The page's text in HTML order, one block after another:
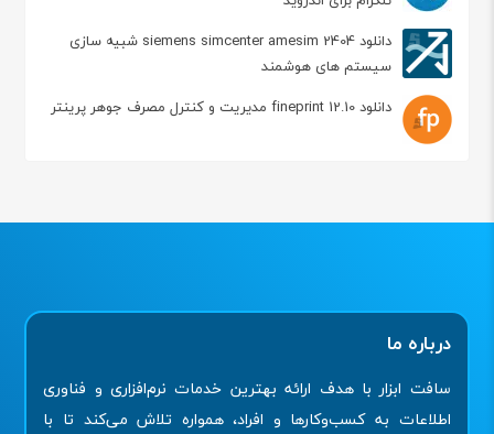
دانلود siemens simcenter amesim 2404 شبیه سازی
سیستم های هوشمند
دانلود fineprint 12.10 مدیریت و کنترل مصرف جوهر پرینتر
درباره ما
سافت ابزار با هدف ارائه بهترین خدمات نرم‌افزاری و فناوری
اطلاعات به کسب‌وکارها و افراد، همواره تلاش می‌کند تا با